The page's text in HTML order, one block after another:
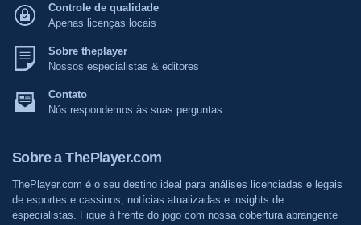
Controle de qualidade
Apenas licenças locais
Sobre theplayer
Nossos especialistas & editores
Contato
Nós respondemos às suas perguntas
Sobre a ThePlayer.com
ThePlayer.com é o seu destino ideal para análises licenciadas e legais
de esportes e cassinos, notícias atualizadas e insights de
especialistas. Fique à frente do jogo com nossa cobertura abrangente